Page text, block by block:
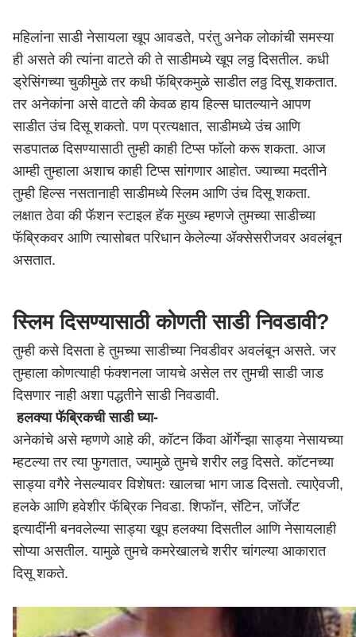
महिलांना साडी नेसायला खूप आवडते, परंतु अनेक लोकांची समस्या
ही असते की त्यांना वाटते की ते साडीमध्ये खूप लठ्ठ दिसतील. कधी
ड्रेसिंगच्या चुकीमुळे तर कधी फॅब्रिकमुळे साडीत लठ्ठ दिसू शकतात.
तर अनेकांना असे वाटते की केवळ हाय हिल्स घातल्याने आपण
साडीत उंच दिसू शकतो. पण प्रत्यक्षात, साडीमध्ये उंच आणि
सडपातळ दिसण्यासाठी तुम्ही काही टिप्स फॉलो करू शकता. आज
आम्ही तुम्हाला अशाच काही टिप्स सांगणार आहोत. ज्याच्या मदतीने
तुम्ही हिल्स नसतानाही साडीमध्ये स्लिम आणि उंच दिसू शकता.
लक्षात ठेवा की फॅशन स्टाइल हॅक मुख्य म्हणजे तुमच्या साडीच्या
फॅब्रिकवर आणि त्यासोबत परिधान केलेल्या ॲक्सेसरीजवर अवलंबून
असतात.
स्लिम दिसण्यासाठी कोणती साडी निवडावी?
तुम्ही कसे दिसता हे तुमच्या साडीच्या निवडीवर अवलंबून असते. जर
तुम्हाला कोणत्याही फंक्शनला जायचे असेल तर तुमची साडी जाड
दिसणार नाही अशा पद्धतीने साडी निवडावी.
हलक्या फॅब्रिकची साडी घ्या-
अनेकांचे असे म्हणणे आहे की, कॉटन किंवा ऑर्गेन्झा साड्या नेसायच्या
म्हटल्या तर त्या फुगतात, ज्यामुळे तुमचे शरीर लठ्ठ दिसते. कॉटनच्या
साड्या वगैरे नेसल्यावर विशेषतः खालचा भाग जाड दिसतो. त्याऐवजी,
हलके आणि हवेशीर फॅब्रिक निवडा. शिफॉन, सॅटिन, जॉर्जेट
इत्यादींनी बनवलेल्या साड्या खूप हलक्या दिसतील आणि नेसायलाही
सोप्या असतील. यामुळे तुमचे कमरेखालचे शरीर चांगल्या आकारात
दिसू शकते.